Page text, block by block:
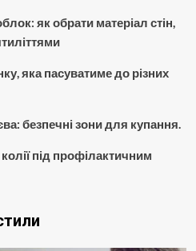
як обрати матеріал стін,
яка пасуватиме до різних
безпечні зони для купання.
під профілактичним